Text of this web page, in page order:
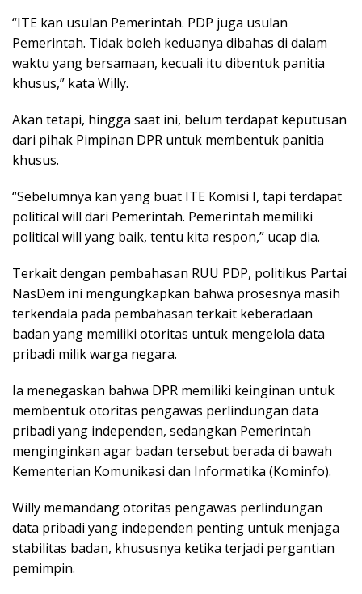
“ITE kan usulan Pemerintah. PDP juga usulan
Pemerintah. Tidak boleh keduanya dibahas di dalam
waktu yang bersamaan, kecuali itu dibentuk panitia
khusus,” kata Willy.
Akan tetapi, hingga saat ini, belum terdapat keputusan
dari pihak Pimpinan DPR untuk membentuk panitia
khusus.
“Sebelumnya kan yang buat ITE Komisi I, tapi terdapat
political will dari Pemerintah. Pemerintah memiliki
political will yang baik, tentu kita respon,” ucap dia.
Terkait dengan pembahasan RUU PDP, politikus Partai
NasDem ini mengungkapkan bahwa prosesnya masih
terkendala pada pembahasan terkait keberadaan
badan yang memiliki otoritas untuk mengelola data
pribadi milik warga negara.
Ia menegaskan bahwa DPR memiliki keinginan untuk
membentuk otoritas pengawas perlindungan data
pribadi yang independen, sedangkan Pemerintah
menginginkan agar badan tersebut berada di bawah
Kementerian Komunikasi dan Informatika (Kominfo).
Willy memandang otoritas pengawas perlindungan
data pribadi yang independen penting untuk menjaga
stabilitas badan, khususnya ketika terjadi pergantian
pemimpin.